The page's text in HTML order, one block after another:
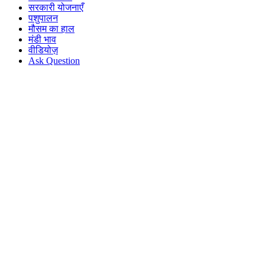
सरकारी योजनाएँ
पशुपालन
मौसम का हाल
मंडी भाव
वीडियोज़
Ask Question